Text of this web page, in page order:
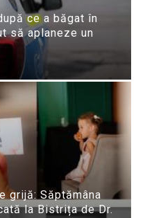
ce a băgat în
să aplaneze un
grijă: Săptămâna
la Bistrița de Dr.